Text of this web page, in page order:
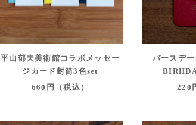
平山郁夫美術館コラボメッセー
ジカード封筒3色set
660円（税込）
バースデ
220